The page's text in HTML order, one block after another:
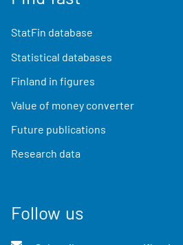
StatFin database
Statistical databases
Finland in figures
Value of money converter
Future publications
Research data
Follow us